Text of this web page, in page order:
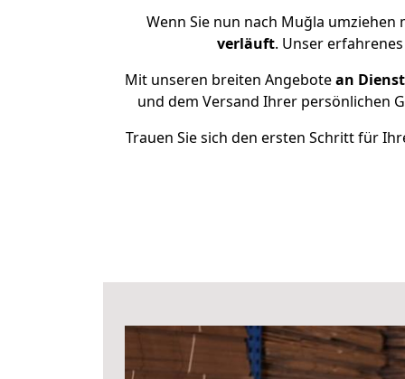
Wenn Sie nun nach Muğla
verläuft. Unser
Mit unseren breiten Angebotean
und dem Versand Ihrer persönlichen
Trauen Sie sich den ersten Schritt für